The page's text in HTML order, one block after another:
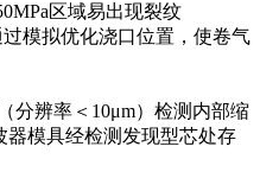
区域易出现裂纹
模拟优化浇口位置，使卷气
辨率＜10μm）检测内部缩
器模具经检测发现型芯处存